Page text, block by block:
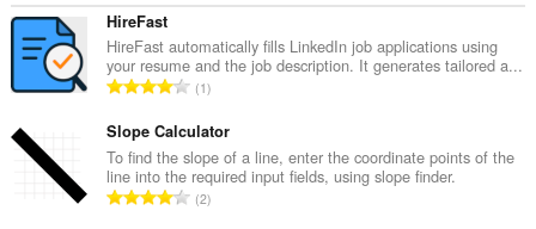
HireFast
HireFast automatically fills LinkedIn job applications using
your resume and the job description. It generates tailored a...
A
v
i
o
i
1
Slope Calculator
To find the slope of a line, enter the coordinate points of the
line into the required input fields, using slope finder.
A2